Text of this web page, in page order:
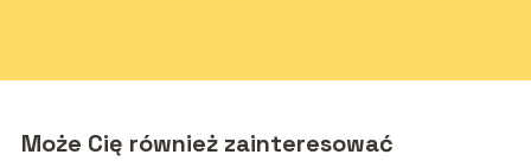
Może Cię również zainteresować